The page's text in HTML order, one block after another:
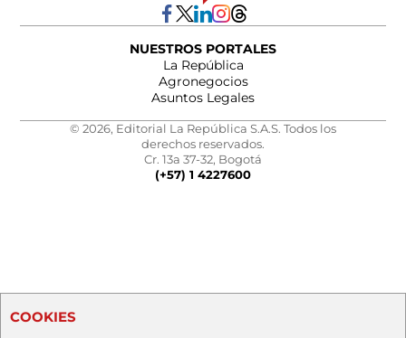
NUESTROS PORTALES
La República
Agronegocios
Asuntos Legales
© 2026, Editorial La República S.A.S. Todos los
derechos reservados.
Cr. 13a 37-32, Bogotá
(+57) 1 4227600
COOKIES